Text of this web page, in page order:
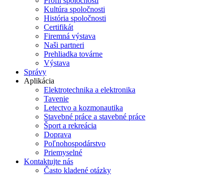
Kultúra spoločnosti
História spoločnosti
Certifikát
Firemná výstava
Naši partneri
Prehliadka továrne
Výstava
Správy
Aplikácia
Elektrotechnika a elektronika
Tavenie
Letectvo a kozmonautika
Stavebné práce a stavebné práce
Šport a rekreácia
Doprava
Poľnohospodárstvo
Priemyselné
Kontaktujte nás
Často kladené otázky